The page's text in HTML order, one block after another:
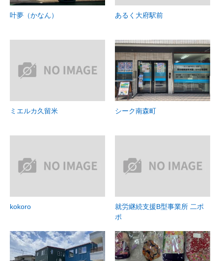
叶夢（かなん） あるく大府駅前
ミエルカ久留米 シーク南森町
kokoro
就労継続支援B型事業所 二ポ
ポ